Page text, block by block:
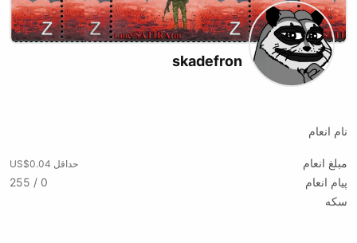
skadefron
نام انعام
مبلغ انعام حداقل US$0.04
پیام انعام
0 / 255
سکه